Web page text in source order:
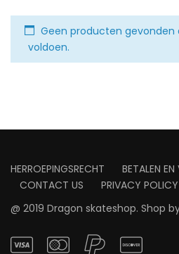
Geen producten gevonden
voldoen.
HERROEPINGSRECHT
BETALEN EN
CONTACT US
PRIVACY POLICY
@ 2019 Dragon skateshop. Shop